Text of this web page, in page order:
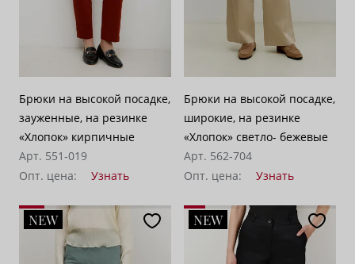
Брюки на высокой посадке,
зауженные, на резинке
«Хлопок» кирпичные
Арт. 551-019
Опт. цена:
Узнать
Брюки на высокой посадке,
широкие, на резинке
«Хлопок» светло- бежевые
Арт. 562-704
Опт. цена:
Узнать
NEW NEW